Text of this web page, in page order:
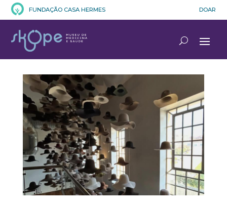
FUNDAÇÃO CASA HERMES DOAR